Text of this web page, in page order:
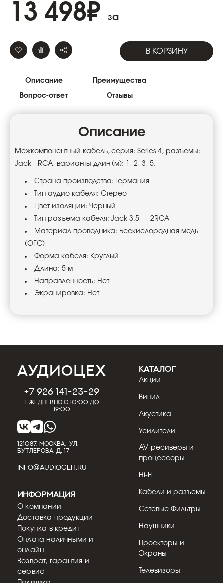
13 498₽ за
В КОРЗИНУ
Описание Преимущества
Вопрос-ответ Отзывы
Описание
Межкомпонентный кабель, серия: Series 4, разъемы:
Jack - RCA, варианты длин (м): 1, 2, 3, 5.
Страна производства: Германия
Тип аудио кабеля: Стерео
Цвет изоляции: Черный
Тип разъема кабеля: Jack 3.5 — 2RCA
Материал проводника: Беcкислородная медь
(OFC)
Форма кабеля: Круглый
Длина: 5 м
Направленность: Нет
Экранировка: Нет
+7 926 141-23-29
Ежедневно с 10:00 до
19:00
121087, МОСКВА, УЛ.
БУТЛЕРОВА, Д. 17
INFO@AUDIOCEH.RU
КАТАЛОГ
Акции
Винил
Акустика
Усилители
AV-ресиверы и
процессоры
Hi-Fi
Кабели и разъемы
Сетевые Фильтры
Наушники
Проекторы и
Экраны
Телевизоры
Информация
О компании
Доставка продукции
Покупка в кредит
Оплата наличными и
онлайн
Возврат, гарантия и
сервис